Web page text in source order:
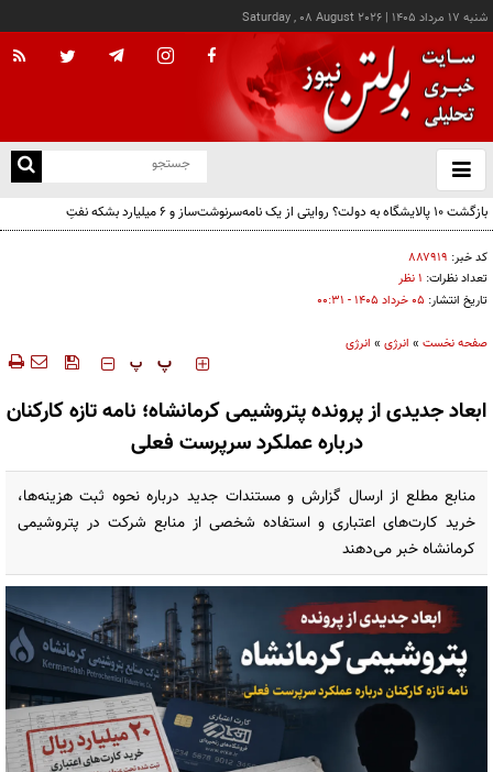
شنبه ۱۷ مرداد ۱۴۰۵ |
Saturday , 08 August 2026
باز
و
بازگشت ۱۰ پالایشگاه به دولت؟ روایتی از یک نامه‌سرنوشت‌ساز و ۶ میلیارد بشکه نفتِ
بدون‌حساب
کد خبر: ۸۸۷۹۱۹
تعداد نظرات: ۱ نظر
تاریخ انتشار: ۰۵ خرداد ۱۴۰۵ - ۰۰:۳۱
صفحه نخست » انرژی » انرژی
‍‍‍ پ پ
ابعاد جدیدی از پرونده پتروشیمی کرمانشاه؛ نامه تازه کارکنان
درباره عملکرد سرپرست فعلی
منابع مطلع از ارسال گزارش و مستندات جدید درباره نحوه ثبت هزینه‌ها،
خرید کارت‌های اعتباری و استفاده شخصی از منابع شرکت در پتروشیمی
کرمانشاه خبر می‌دهند